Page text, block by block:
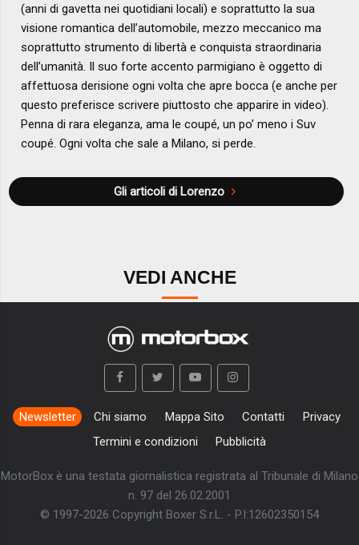
(anni di gavetta nei quotidiani locali) e soprattutto la sua
visione romantica dell’automobile, mezzo meccanico ma
soprattutto strumento di libertà e conquista straordinaria
dell’umanità. Il suo forte accento parmigiano è oggetto di
affettuosa derisione ogni volta che apre bocca (e anche per
questo preferisce scrivere piuttosto che apparire in video).
Penna di rara eleganza, ama le coupé, un po’ meno i Suv
coupé. Ogni volta che sale a Milano, si perde.
Gli articoli di Lorenzo
VEDI ANCHE
Newsletter Chi siamo Mappa Sito Contatti
Privacy
Termini e condizioni
Pubblicità
MotorBox è una testata giornalistica registrata al Tribunale di Milano
n. 97 del 26.02.2001
© 1997-2026 Copyright Boxer S.r.L. - P.I:12602350154